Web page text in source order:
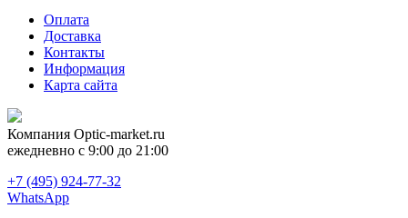
Оплата
Доставка
Контакты
Информация
Карта сайта
Компания Optic-market.ru
ежедневно с 9:00 до 21:00
+7 (495) 924-77-32
WhatsApp